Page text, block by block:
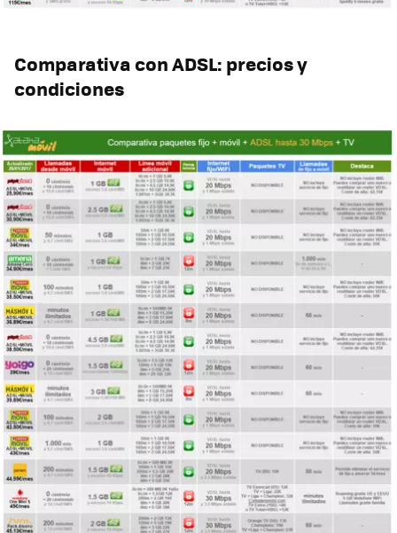
Comparativa con ADSL: precios y
condiciones